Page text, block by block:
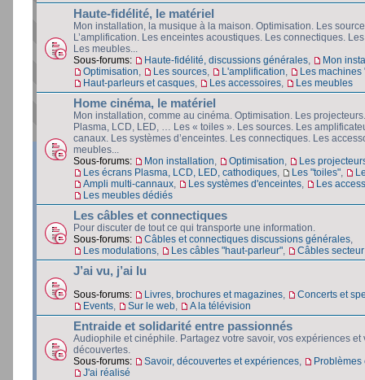
Haute-fidélité, le matériel
Mon installation, la musique à la maison. Optimisation. Les
L’amplification. Les enceintes acoustiques. Les connectiques.
Les meubles...
Sous-forums:
Haute-fidélité, discussions générales
Mon
Optimisation
Les sources L'amplification
Les machines
Haut-parleurs et casques
Les accessoires Les meubles
Home cinéma, le matériel
Mon installation, comme au cinéma. Optimisation. Les
Plasma, LCD, LED, … Les « toiles ». Les sources. Les
canaux. Les systèmes d’enceintes. Les connectiques. Les
meubles...
Sous-forums:
Mon installation Optimisation
Les
Les écrans Plasma, LCD, LED, cathodiques
Les "toiles"
Ampli multi-cannaux
Les systèmes d'enceintes
Les
Les meubles dédiés
Les câbles et connectiques
Pour discuter de tout ce qui transporte une information.
Sous-forums:
Câbles et connectiques discussions générales
Les modulations
Les câbles "haut-parleur" Câbles
J’ai vu, j’ai lu
Sous-forums: Livres, brochures et magazines
Concerts et
Events
Sur le web A la télévision
Entraide et solidarité entre passionnés
Audiophile et cinéphile. Partagez votre savoir, vos expériences et
découvertes.
Sous-forums:
Savoir, découvertes et expériences
Problèmes
J'ai réalisé